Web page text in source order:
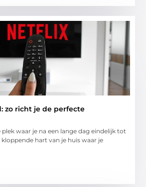
zo richt je de perfecte
waar je na een lange dag eindelijk tot
hart van je huis waar je